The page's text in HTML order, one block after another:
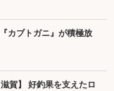
カブトガニ』が積極放
賀】 好釣果を支えたロ